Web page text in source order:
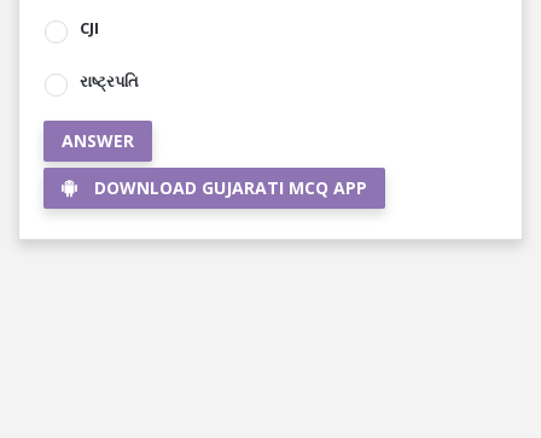
CJI
રાષ્ટ્રપતિ
ANSWER
DOWNLOAD GUJARATI MCQ APP